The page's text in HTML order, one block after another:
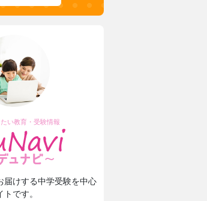
瀧野川女子学園中学高等学校
生成AIを“アシスタント”に
発想を形にする授業でキャリア教育
い教育・受験情報
届けする中学受験を中心
です。